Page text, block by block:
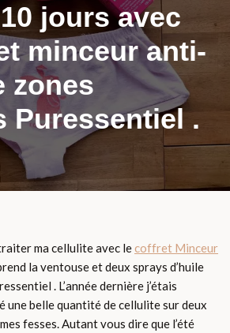
jours avec
minceur anti-
zones
Puressentiel .
ma cellulite avec lecoffret Minceur
la ventouse et deux sprays d’huile
. L’année dernière j’étais
une belle quantité de cellulite sur deux
fesses. Autant vous dire que l’été